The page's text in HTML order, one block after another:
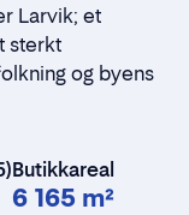
Larvik; et
sterkt
og byens
Butikkareal
6 165 m²